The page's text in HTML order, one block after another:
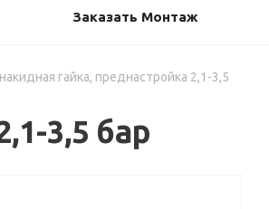
Заказать Монтаж
гайка, преднастройка 2,1-3,5
3,5 бар